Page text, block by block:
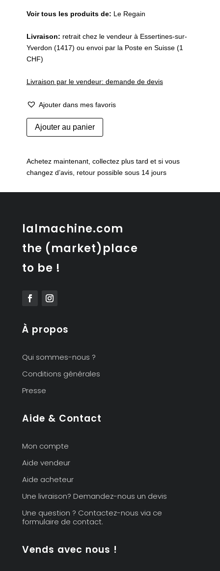
Voir tous les produits de: Le Regain
Livraison: retrait chez le vendeur à Essertines-sur-
Yverdon (1417) ou envoi par la Poste en Suisse (1
CHF)
Livraison par le vendeur: demande de devis
Ajouter dans mes favoris
quantité
de
Rhin
Ajouter au panier
Achetez maintenant, collectez plus tard et si vous
changez d’avis, retour possible sous 14 jours
lalmachine.com
the (market)place
to be !
À propos
Qui sommes-nous ?
Conditions générales
Presse
Aide & Contact
Mon compte
Aide vendeur
Aide acheteur
Une livraison? Demandez-nous un devis
Une question ? Contactez-nous via ce
formulaire de contact.
Vends avec nous !